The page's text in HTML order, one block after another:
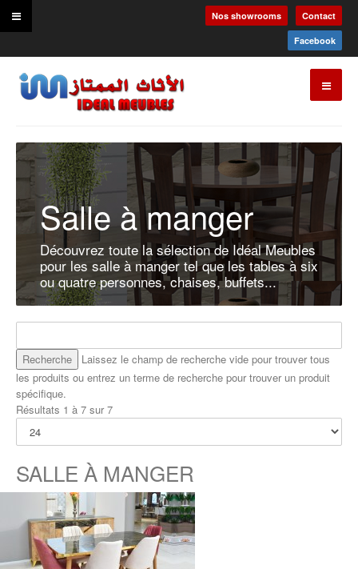
Contact
Nos showrooms
Facebook
Salle à manger
Découvrez toute la sélection de Idéal Meubles
pour les salle à manger tel que les tables à six
ou quatre personnes, chaises, buffets...
Laissez le champ de recherche vide pour trouver tous
les produits ou entrez un terme de recherche pour trouver un produit
spécifique.
Résultats 1 à 7 sur 7
SALLE À MANGER